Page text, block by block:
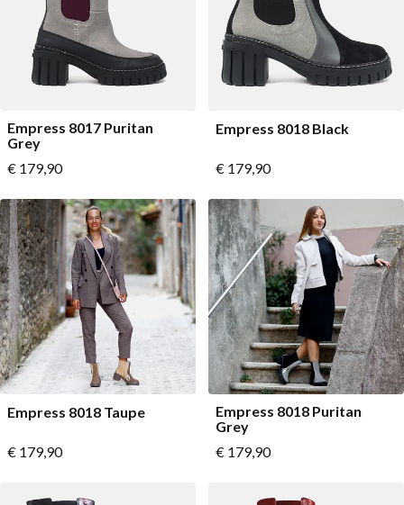
Empress 8017 Puritan
Grey
Vanaf
€ 179,90
Empress 8018 Black
Vanaf
€ 179,90
Empress 8018 Taupe
Vanaf
€ 179,90
Empress 8018 Puritan
Grey
Vanaf
€ 179,90